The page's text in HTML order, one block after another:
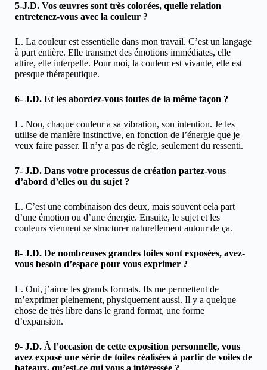
5-J.D. Vos œuvres sont très colorées, quelle relation
entretenez-vous avec la couleur ?
L. La couleur est essentielle dans mon travail. C’est un langage
à part entière. Elle transmet des émotions immédiates, elle
attire, elle interpelle. Pour moi, la couleur est vivante, elle est
presque thérapeutique.
6- J.D. Et les abordez-vous toutes de la même façon ?
L. Non, chaque couleur a sa vibration, son intention. Je les
utilise de manière instinctive, en fonction de l’énergie que je
veux faire passer. Il n’y a pas de règle, seulement du ressenti.
7- J.D. Dans votre processus de création partez-vous
d’abord d’elles ou du sujet ?
L. C’est une combinaison des deux, mais souvent cela part
d’une émotion ou d’une énergie. Ensuite, le sujet et les
couleurs viennent se structurer naturellement autour de ça.
8- J.D. De nombreuses grandes toiles sont exposées, avez-
vous besoin d’espace pour vous exprimer ?
L. Oui, j’aime les grands formats. Ils me permettent de
m’exprimer pleinement, physiquement aussi. Il y a quelque
chose de très libre dans le grand format, une forme
d’expansion.
9- J.D. À l’occasion de cette exposition personnelle, vous
avez exposé une série de toiles réalisées à partir de voiles de
bateaux, qu’est-ce qui vous a intéressée ?